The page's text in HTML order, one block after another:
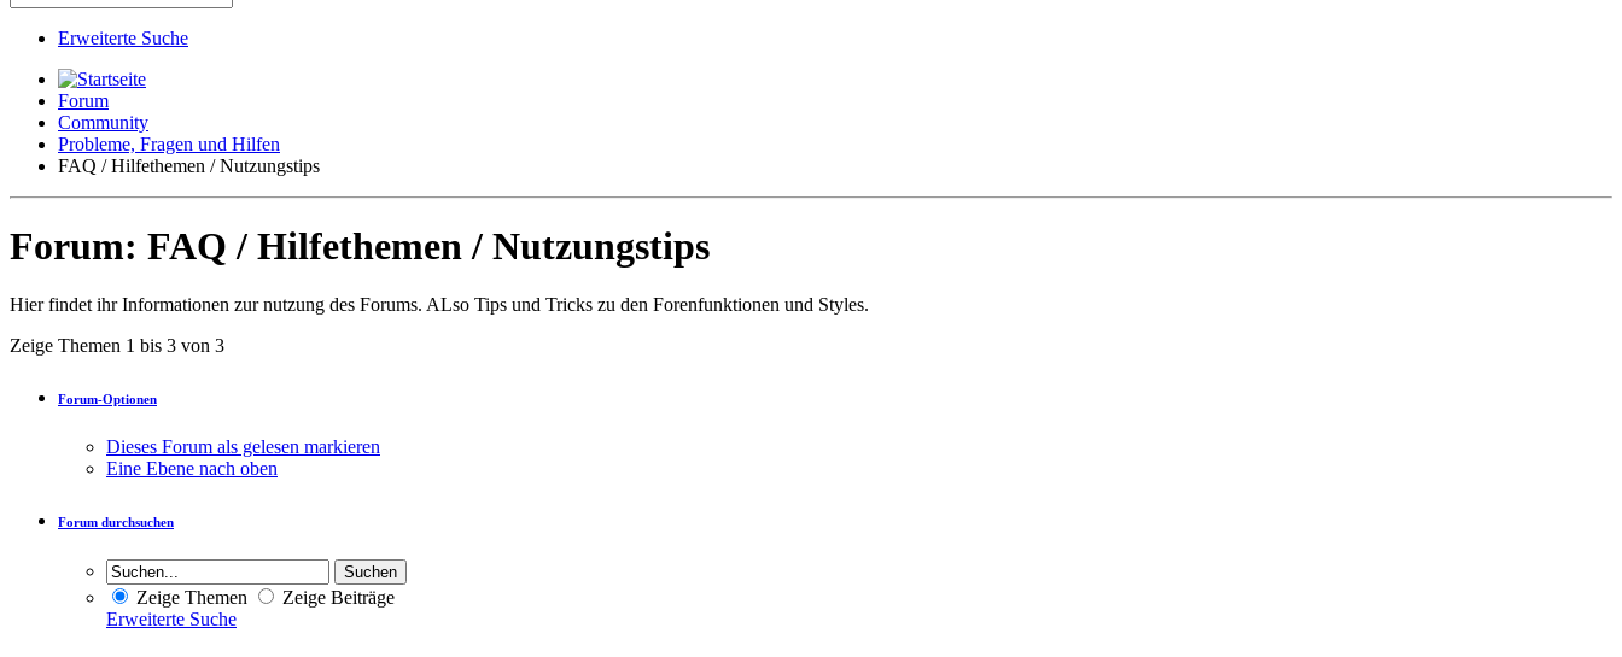
Erweiterte Suche
Forum
Community
Probleme, Fragen und Hilfen
FAQ / Hilfethemen / Nutzungstips
Forum: FAQ / Hilfethemen / Nutzungstips
Hier findet ihr Informationen zur nutzung des Forums. ALso Tips und Tricks zu den Forenfunktionen und Styles.
Zeige Themen 1 bis 3 von 3
Forum-Optionen
Dieses Forum als gelesen markieren
Eine Ebene nach oben
Forum durchsuchen
Zeige Themen
Zeige Beiträge
Erweiterte Suche